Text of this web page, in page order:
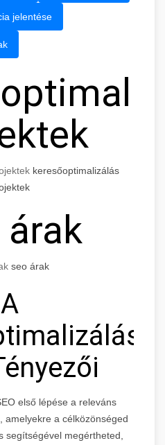
jelentése
keresőoptimalizálás
seo árak
A
első lépése a releváns
amelyekre a célközönséged
segítségével megértheted,